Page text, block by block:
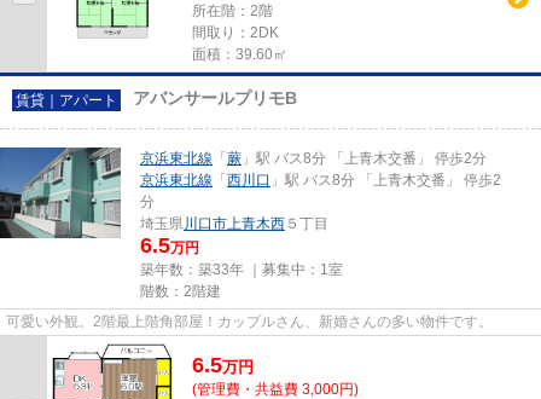
所在階：2階
間取り：2DK
面積：39.60㎡
賃貸｜アパート アバンサールプリモB
京浜東北線 「 蕨 」駅 バス8分 「上青木交番」 停歩2分
京浜東北線 「 西川口 」駅 バス8分 「上青木交番」 停歩2
分
埼玉県川口市上青木西 ５丁目
6.5万円
築年数：築33年 ｜募集中： 1室
階数：2階建
可愛い外観。2階最上階角部屋！カップルさん、新婚さんの多い物件です。
6.5万円
(管理費・共益費 3,000円)